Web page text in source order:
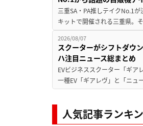
三重SA・PA推しテイクNo.1
キットで開催される三重県。
2026/08/07
スクーターがシフトダウ
ハ注目ニュース総まとめ
EVビジネススクーター「ギア
一種EV「ギアレヴ」と「ニ
人気記事ランキ